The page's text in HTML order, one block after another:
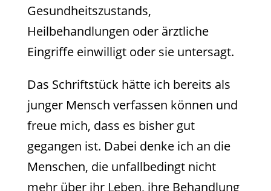
Gesundheitszustands,
Heilbehandlungen oder ärztliche
Eingriffe einwilligt oder sie untersagt.
Das Schriftstück hätte ich bereits als
junger Mensch verfassen können und
freue mich, dass es bisher gut
gegangen ist. Dabei denke ich an die
Menschen, die unfallbedingt nicht
mehr über ihr Leben, ihre Behandlung